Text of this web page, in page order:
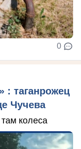
0
: таганрожец
Чучева
колеса